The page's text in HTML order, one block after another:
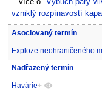
vzniklý rozpínavostí
Asociovaný termín
Exploze neohraničeného
Nadřazený termín
Havárie+